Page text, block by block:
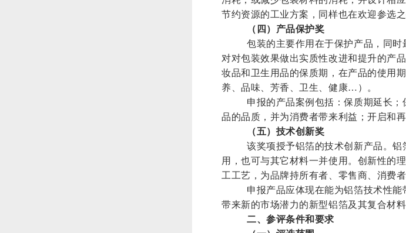
节约资源的工业方案，同样也在欢迎参选之
（四）产品保护奖
包装的主要作用在于保护产品，同
对对包装效果做出实质性改进和提升的产
妆品和卫生用品的保质期，在产品的使用
养、品味、芳香、卫生、健康…）。
申报的产品案例包括：保质期延长
品的品质，并为消费者带来利益；开启和
（五）技术创新奖
该奖项授予铝箔的技术创新产品。
用，也可与其它材料一并使用。创新性的
工工艺，为品牌持所有者、零售商、消费
申报产品应体现在能为铝箔技术性
带来新的市场潜力的新型铝箔及其复合材
二、参评条件和要求